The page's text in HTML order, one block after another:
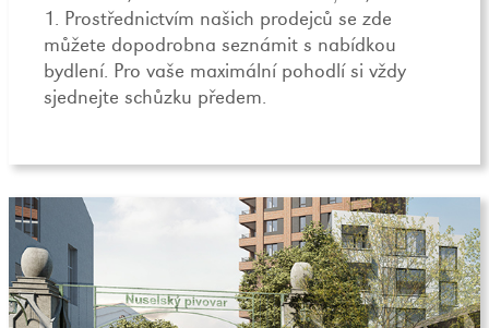
1. Prostřednictvím našich prodejců se zde
můžete dopodrobna seznámit s nabídkou
bydlení. Pro vaše maximální pohodlí si vždy
sjednejte schůzku předem.